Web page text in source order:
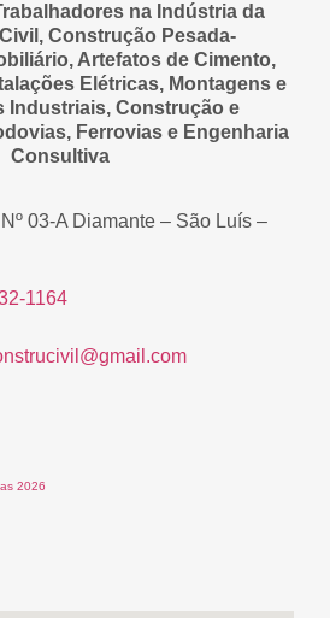
na Indústria da
Construção Pesada-
Artefatos de Cimento,
Elétricas, Montagens e
Industriais, Construção e
Ferrovias e Engenharia
Consultiva
03-A Diamante – São Luís –
1164
2026